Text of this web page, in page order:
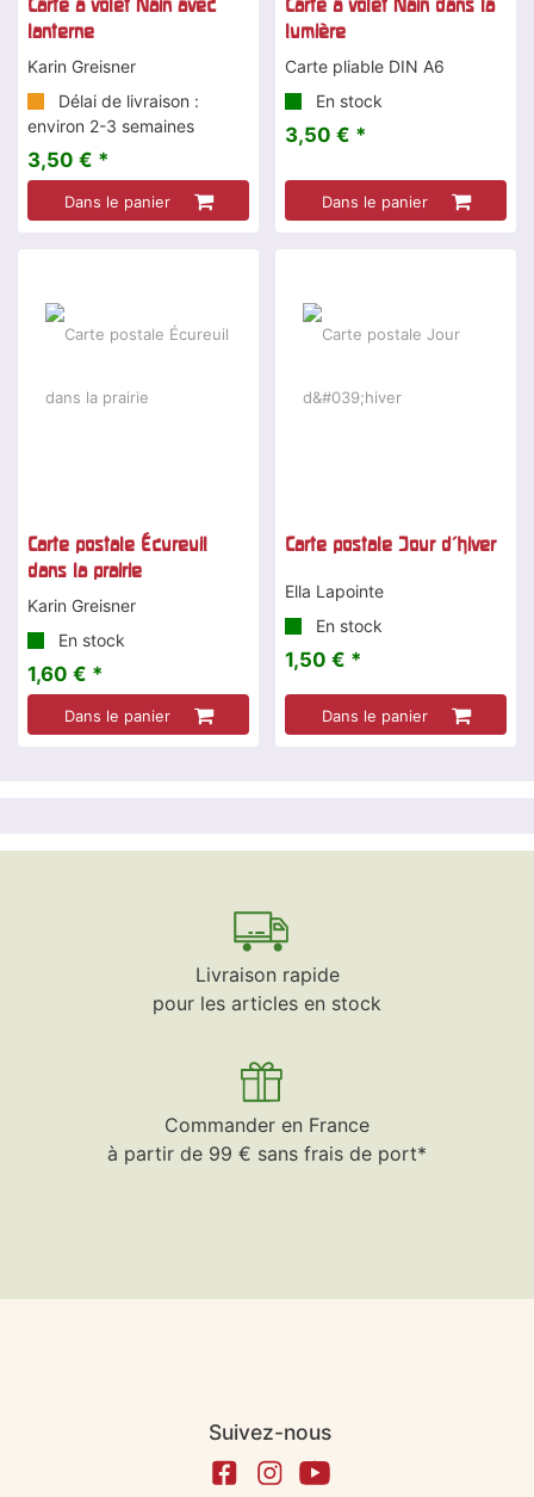
Carte à volet Nain avec
lanterne
Karin Greisner
Délai de livraison :
environ 2-3 semaines
3,50 € *
Dans le panier
Carte à volet Nain dans la
lumière
Carte pliable DIN A6
En stock
3,50 € *
Dans le panier
Carte postale Écureuil
dans la prairie
Karin Greisner
En stock
1,60 € *
Dans le panier
Carte postale Jour d'hiver
Ella Lapointe
En stock
1,50 € *
Dans le panier
Livraison rapide
pour les articles en stock
Commander en France
à partir de 99 € sans frais de port*
Suivez-nous